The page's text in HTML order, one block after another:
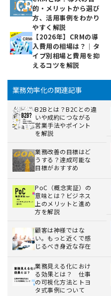
的・メリットから選び
方、活用事例をわかり
やすく解説
【2026年】CRMの導
入費用の相場は？｜タ
イプ別相場と費用を抑
えるコツを解説
業務効率化の関連記事
B2Bとは？B2Cとの違
いや成約につながる
営業手法やポイント
を解説
業務改善の目標はど
うする？達成可能な
目標がおすすめ
PoC（概念実証）の
意味とは？ビジネス
上のメリットと進め
方を解説
顧客は神様ではな
い。もっと近くで感
じるべき身近な存在
業務見える化におけ
る効果とは？ 仕事
の可視化方法とトヨ
タ式事例について